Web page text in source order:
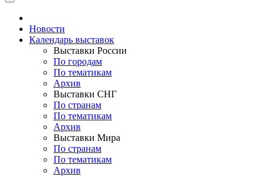
Новости
Календарь выставок
Выставки России
По городам
По тематикам
Архив
Выставки СНГ
По странам
По тематикам
Архив
Выставки Мира
По странам
По тематикам
Архив